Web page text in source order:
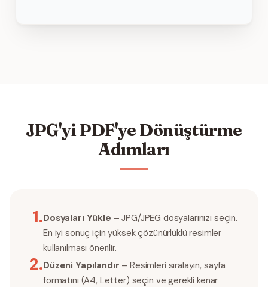
JPG'yi PDF'ye Dönüştürme
Adımları
1.Dosyaları Yükle – JPG/JPEG dosyalarınızı seçin.
En iyi sonuç için yüksek çözünürlüklü resimler
kullanılması önerilir.
2.Düzeni Yapılandır – Resimleri sıralayın, sayfa
formatını (A4, Letter) seçin ve gerekli kenar